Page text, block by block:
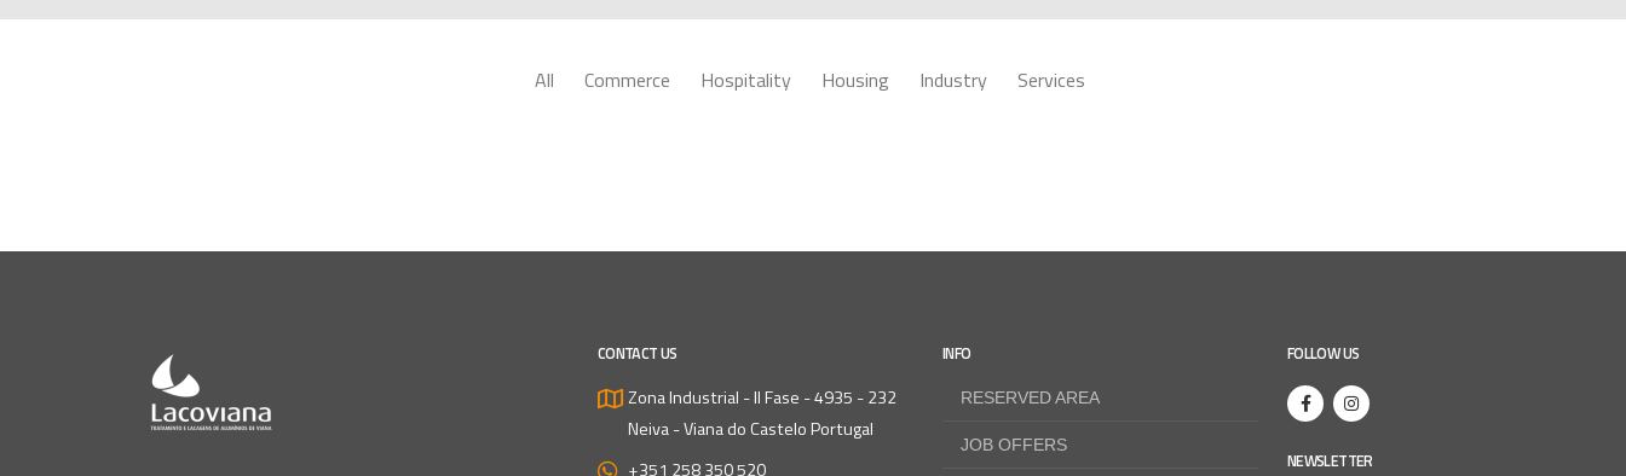
All Commerce Hospitality Housing Industry Services
CONTACT US
Zona Industrial - II Fase - 4935 - 232
Neiva - Viana do CasteloPortugal
+351 258 350 520
INFO
RESERVED AREA
JOB OFFERS
FOLLOW US
NEWSLETTER